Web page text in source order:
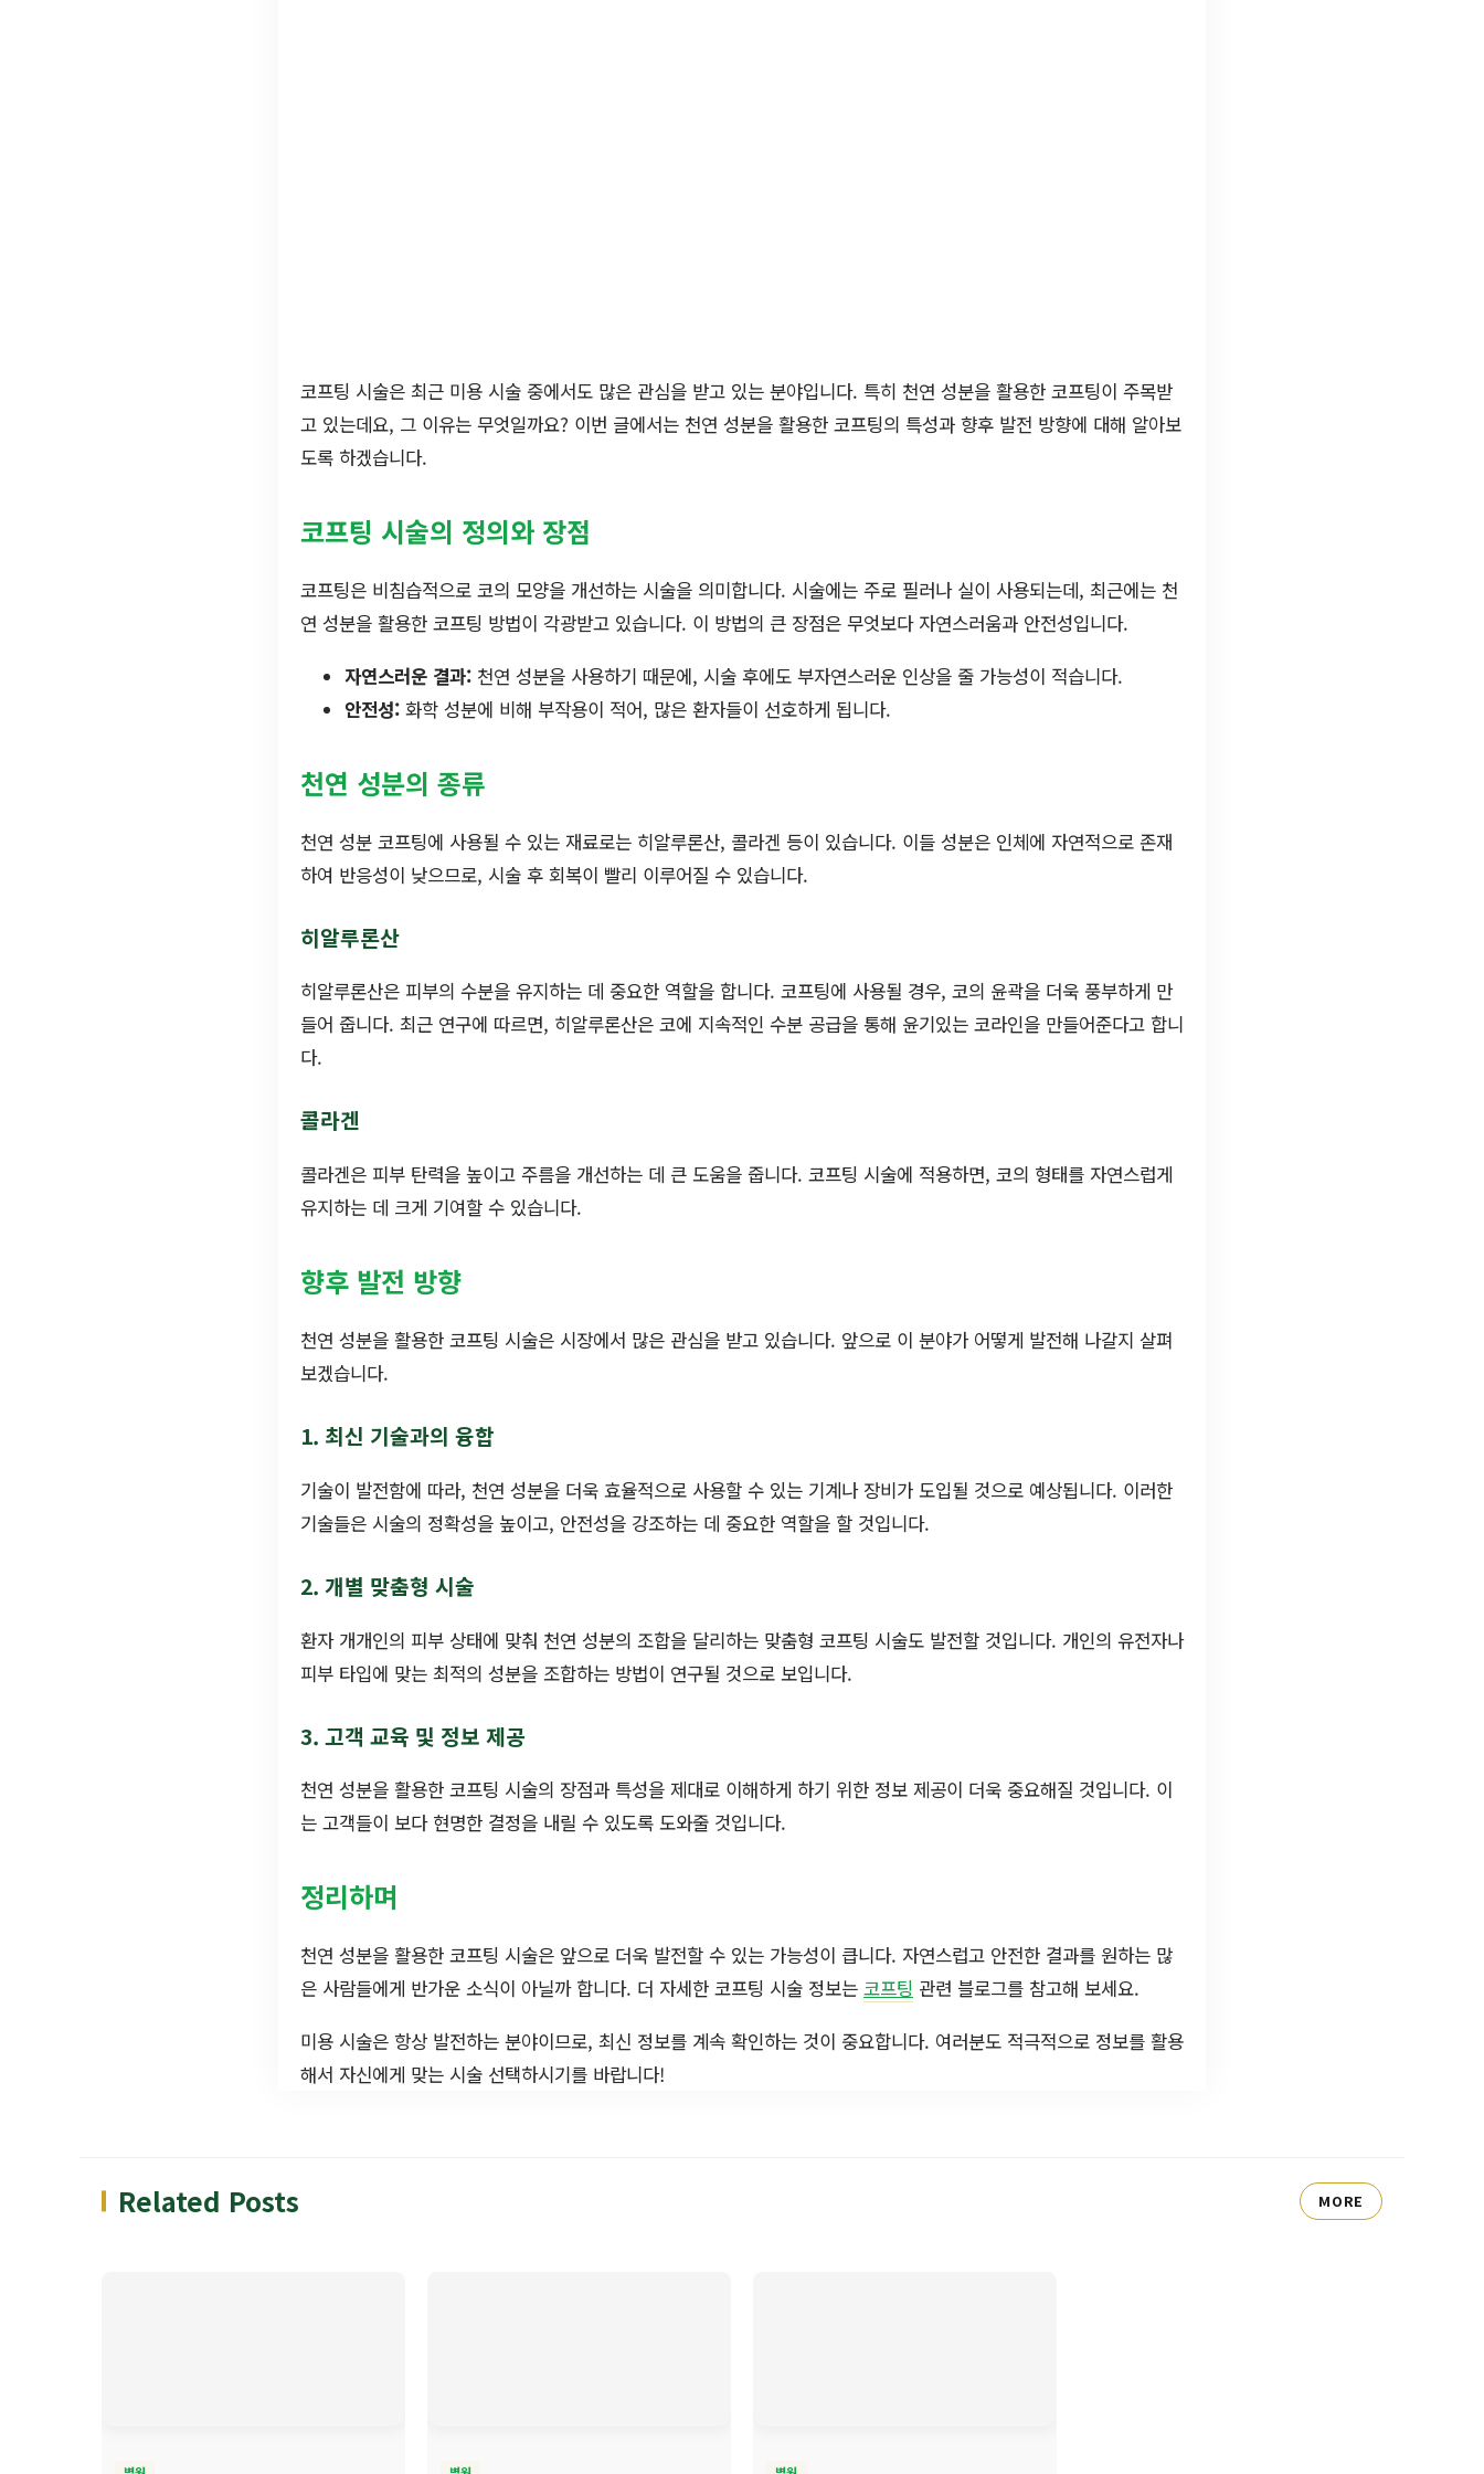
코프팅 시술은 최근 미용 시술 중에서도 많은 관심을 받고 있는 분야입니다. 특히 천연 성분을 활용한 코프팅이 주목받
고 있는데요, 그 이유는 무엇일까요? 이번 글에서는 천연 성분을 활용한 코프팅의 특성과 향후 발전 방향에 대해 알아보
도록 하겠습니다.
코프팅 시술의 정의와 장점
코프팅은 비침습적으로 코의 모양을 개선하는 시술을 의미합니다. 시술에는 주로 필러나 실이 사용되는데, 최근에는 천
연 성분을 활용한 코프팅 방법이 각광받고 있습니다. 이 방법의 큰 장점은 무엇보다 자연스러움과 안전성입니다.
자연스러운 결과: 천연 성분을 사용하기 때문에, 시술 후에도 부자연스러운 인상을 줄 가능성이 적습니다.
안전성: 화학 성분에 비해 부작용이 적어, 많은 환자들이 선호하게 됩니다.
천연 성분의 종류
천연 성분 코프팅에 사용될 수 있는 재료로는 히알루론산, 콜라겐 등이 있습니다. 이들 성분은 인체에 자연적으로 존재
하여 반응성이 낮으므로, 시술 후 회복이 빨리 이루어질 수 있습니다.
히알루론산
히알루론산은 피부의 수분을 유지하는 데 중요한 역할을 합니다. 코프팅에 사용될 경우, 코의 윤곽을 더욱 풍부하게 만
들어 줍니다. 최근 연구에 따르면, 히알루론산은 코에 지속적인 수분 공급을 통해 윤기있는 코라인을 만들어준다고 합니
다.
콜라겐
콜라겐은 피부 탄력을 높이고 주름을 개선하는 데 큰 도움을 줍니다. 코프팅 시술에 적용하면, 코의 형태를 자연스럽게
유지하는 데 크게 기여할 수 있습니다.
향후 발전 방향
천연 성분을 활용한 코프팅 시술은 시장에서 많은 관심을 받고 있습니다. 앞으로 이 분야가 어떻게 발전해 나갈지 살펴
보겠습니다.
1. 최신 기술과의 융합
기술이 발전함에 따라, 천연 성분을 더욱 효율적으로 사용할 수 있는 기계나 장비가 도입될 것으로 예상됩니다. 이러한
기술들은 시술의 정확성을 높이고, 안전성을 강조하는 데 중요한 역할을 할 것입니다.
2. 개별 맞춤형 시술
환자 개개인의 피부 상태에 맞춰 천연 성분의 조합을 달리하는 맞춤형 코프팅 시술도 발전할 것입니다. 개인의 유전자나
피부 타입에 맞는 최적의 성분을 조합하는 방법이 연구될 것으로 보입니다.
3. 고객 교육 및 정보 제공
천연 성분을 활용한 코프팅 시술의 장점과 특성을 제대로 이해하게 하기 위한 정보 제공이 더욱 중요해질 것입니다. 이
는 고객들이 보다 현명한 결정을 내릴 수 있도록 도와줄 것입니다.
정리하며
천연 성분을 활용한 코프팅 시술은 앞으로 더욱 발전할 수 있는 가능성이 큽니다. 자연스럽고 안전한 결과를 원하는 많
은 사람들에게 반가운 소식이 아닐까 합니다. 더 자세한 코프팅 시술 정보는 코프팅 관련 블로그를 참고해 보세요.
미용 시술은 항상 발전하는 분야이므로, 최신 정보를 계속 확인하는 것이 중요합니다. 여러분도 적극적으로 정보를 활용
해서 자신에게 맞는 시술 선택하시기를 바랍니다!
Related Posts MORE